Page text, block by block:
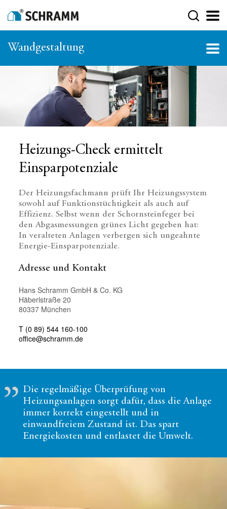
Wandgestaltung
Heizungs-Check ermittelt
Einsparpotenziale
Der Heizungsfachmann prüft Ihr Heizungssystem
sowohl auf Funktionstüchtigkeit als auch auf
Effizienz. Selbst wenn der Schornsteinfeger bei
den Abgasmessungen grünes Licht gegeben hat:
In veralteten Anlagen verbergen sich ungeahnte
Energie-Einsparpotenziale.
Adresse und Kontakt
Hans Schramm GmbH & Co. KG
Häberlstraße 20
80337 München
T (0 89) 544 160-100
office@schramm.de
Die regelmäßige Überprüfung von
Heizungsanlagen sorgt dafür, dass die Anlage
immer korrekt eingestellt und in
einwandfreiem Zustand ist. Das spart
Energiekosten und entlastet die Umwelt.